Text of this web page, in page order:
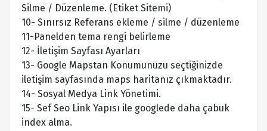
Silme / Düzenleme. (Etiket Sitemi)
10- Sınırsız Referans ekleme / silme / düzenleme
11-Panelden tema rengi belirleme
12- İletişim Sayfası Ayarları
13- Google Mapstan Konumunuzu seçtiğinizde
iletişim sayfasında maps haritanız çıkmaktadır.
14- Sosyal Medya Link Yönetimi.
15- Sef Seo Link Yapısı ile googlede daha çabuk
index alma.